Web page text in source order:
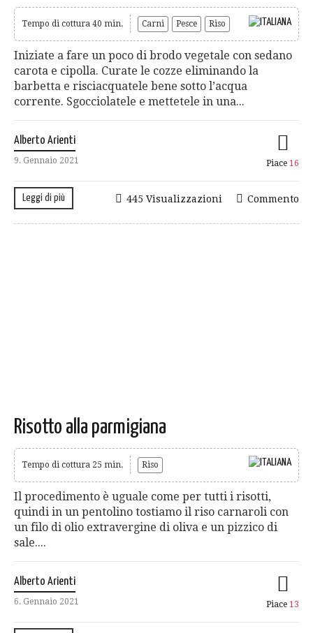
Tempo di cottura 40 min. Carni Pesce Riso
Iniziate a fare un poco di brodo vegetale con sedano
carota e cipolla. Curate le cozze eliminando la
barbetta e risciacquatele bene sotto l’acqua
corrente. Sgocciolatele e mettetele in una...
Alberto Arienti
9. Gennaio 2021 Piace 16
Leggi di più Commento
445 Visualizzazioni
Risotto alla parmigiana
Tempo di cottura 25 min. Riso
Il procedimento è uguale come per tutti i risotti,
quindi in un pentolino tostiamo il riso carnaroli con
un filo di olio extravergine di oliva e un pizzico di
sale....
Alberto Arienti
6. Gennaio 2021 Piace 13